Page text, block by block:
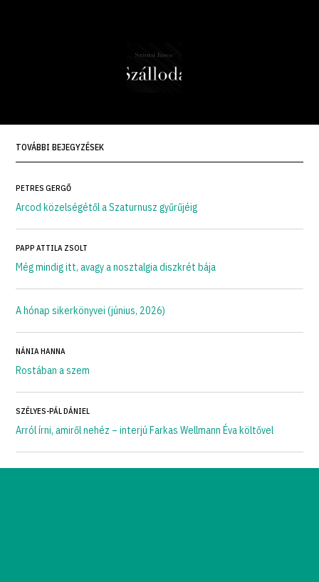
TOVÁBBI BEJEGYZÉSEK
PETRES GERGŐ
Arcod közelségétől a Szaturnusz gyűrűjéig
PAPP ATTILA ZSOLT
Még mindig itt, avagy a nosztalgia diszkrét bája
A hónap sikerkönyvei (június, 2026)
NÁNIA HANNA
Rostában a szem
SZÉLYES-PÁL DÁNIEL
Arról írni, amiről nehéz – interjú Farkas Wellmann Éva költővel